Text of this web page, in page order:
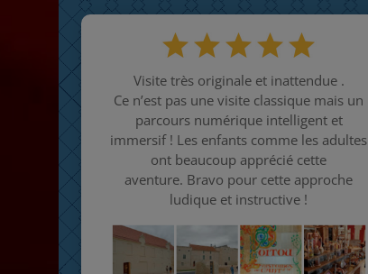
Visite très originale et inattendue .
Ce n’est pas une visite classique mais un
parcours numérique intelligent et
immersif ! Les enfants comme les adultes
ont beaucoup apprécié cette
aventure. Bravo pour cette approche
ludique et instructive !